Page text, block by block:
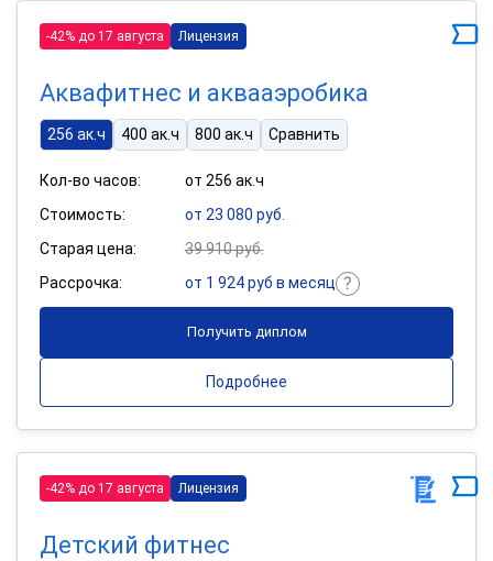
-42% до 17 августа Лицензия
Аквафитнес и аквааэробика
256 ак.ч 400 ак.ч 800 ак.ч Сравнить
Кол-во часов:
от 256 ак.ч
Стоимость:
от 23 080 руб.
Старая цена:
39 910 руб.
Рассрочка:
от 1 924 руб в месяц
Получить диплом
Подробнее
-42% до 17 августа Лицензия
Детский фитнес